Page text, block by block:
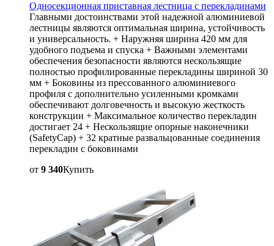
Односекционная приставная лестница с перекладинами
Главными достоинствами этой надежной алюминиевой
лестницы являются оптимальная ширина, устойчивость
и универсальность. + Наружняя ширина 420 мм для
удобного подъема и спуска + Важными элементами
обеспечения безопасности являются нескользящие
полностью профилированные перекладины шириной 30
мм + Боковины из прессованного алюминиевого
профиля с дополнительно усиленными кромками
обеспечивают долговечность и высокую жесткость
конструкции + Максимальное количество перекладин
достигает 24 + Нескользящие опорные наконечники
(SafetyCap) + 32 кратные развальцованные соединения
перекладин с боковинами
от 9 340Купить